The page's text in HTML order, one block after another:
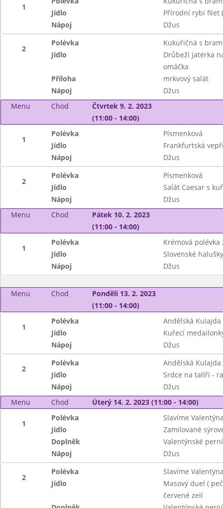
1
Jídlo
Přírodní rybí filet
Nápoj
Džus
2
Polévka
Kukuřičná s
Jídlo
Drůbeží jatérka
omáčka
Příloha
mrkvový salát
Nápoj
Džus
Menu
Chod
Čtvrtek 9. 2. 2023
(11:00 - 14:00)
1
Polévka
Písmenková
Jídlo
Frankfurtská
Nápoj
Džus
2
Polévka
Písmenková
Jídlo
Salát Caesar s
Nápoj
Džus
Menu
Chod
Pátek 10. 2. 2023
(11:00 - 14:00)
1
Polévka
Krémová polévka
Jídlo
Slovenské
Nápoj
Džus
Menu Chod
Pondělí 13. 2. 2023
(11:00 - 14:00)
1
Polévka
Andělská Kulajda
Jídlo
Kuřecí
Nápoj
Džus
2
Polévka
Andělská Kulajda
Jídlo
Srdce na talíři -
Nápoj
Džus
Menu
Chod Úterý 14. 2. 2023 (11:00 - 14:00)
1
Polévka
Slavíme
Jídlo
Zamilované
Doplněk
Valentýnské
Nápoj
Džus
2
Polévka
Slavíme
Jídlo
Masový duel (
červené zelí